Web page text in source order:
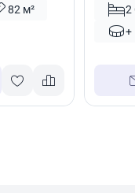
82 м²
481762